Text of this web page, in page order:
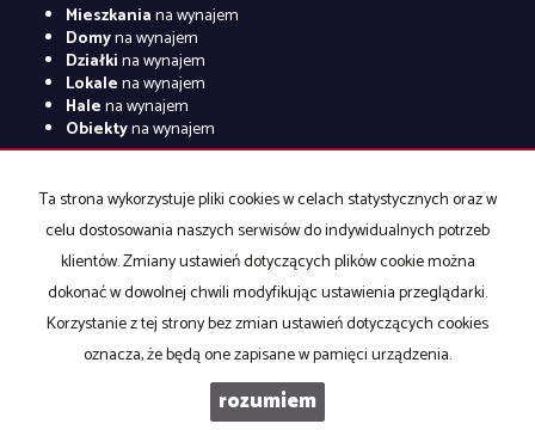
Mieszkaniana wynajem
Domyna wynajem
Działkina wynajem
Lokalena wynajem
Halena wynajem
Obiektyna wynajem
Domyna sprzedaż
na sprzedaż
Lokalena sprzedaż
Halena sprzedaż
Obiektyna sprzedaż
2026Program dla biur nieruchomości
Galactica Virgo
Ta strona wykorzystuje pliki cookies w celach statystycznych oraz w
celu dostosowania naszych serwisów do indywidualnych potrzeb
klientów. Zmiany ustawień dotyczących plików cookie można
dokonać w dowolnej chwili modyfikując ustawienia przeglądarki.
Korzystanie z tej strony bez zmian ustawień dotyczących cookies
oznacza, że będą one zapisane w pamięci urządzenia.
rozumiem